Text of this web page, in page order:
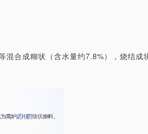
合成糊状（含水量约7.8%），烧结成